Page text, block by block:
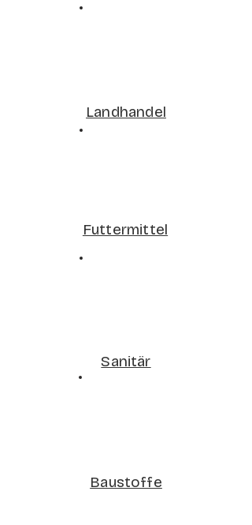
Landhandel
Futtermittel
Sanitär
Baustoffe